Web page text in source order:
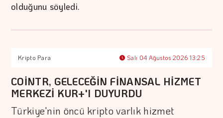
olduğunu söyledi.
Kripto Para Salı 04 Ağustos 2026 13:25
COİNTR, GELECEĞİN FİNANSAL HİZMET
MERKEZİ KUR+'I DUYURDU
Türkiye'nin öncü kripto varlık hizmet